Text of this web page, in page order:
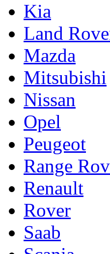
Kia
Land
Mazda
Mitsubishi
Nissan
Opel
Peugeot
Range
Renault
Rover
Saab